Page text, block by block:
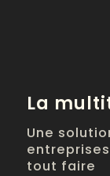
La
Une
tout faire